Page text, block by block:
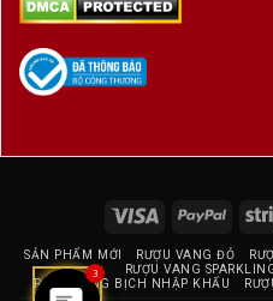
2.2. Hộp quà rượu vang 2 chai
Visa PayPal
SẢN PHẨM MỚI RƯỢU VANG ĐỎ
RƯỢU VANG
RƯỢU VANG BỊCH NHẬP KHẨU
3